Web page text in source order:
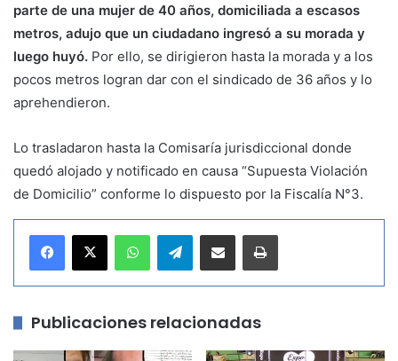
parte de una mujer de 40 años, domiciliada a escasos
metros, adujo que un ciudadano ingresó a su morada y
luego huyó. Por ello, se dirigieron hasta la morada y a los
pocos metros logran dar con el sindicado de 36 años y lo
aprehendieron.
Lo trasladaron hasta la Comisaría jurisdiccional donde
quedó alojado y notificado en causa “Supuesta Violación
de Domicilio” conforme lo dispuesto por la Fiscalía N°3.
Telegram
Publicaciones relacionadas